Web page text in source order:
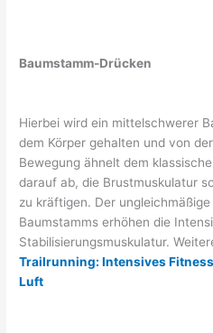
Baumstamm-Drücken
Hierbei wird ein mittelschwerer
dem Körper gehalten und von
Bewegung ähnelt dem
darauf ab, die Brustmuskulatur
zu kräftigen. Der
Baumstamms erhöhen die
Stabilisierungsmuskulatur.
Trailrunning: Intensives
Luft